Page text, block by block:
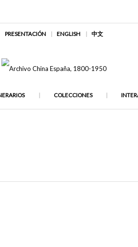
PRESENTACIÓN ENGLISH 中文
COLECCIONES